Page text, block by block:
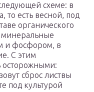
схеме: в
то есть весной, под
органического
минеральные
и фосфором, в
С этим
осторожными:
сброс листвы
под культурой